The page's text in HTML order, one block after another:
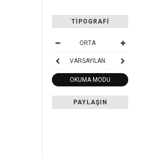
TIPOGRAFI
ORTA
VARSAYILAN
OKUMA MODU
PAYLAŞIN